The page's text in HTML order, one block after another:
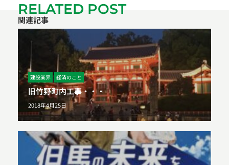
RELATED POST
関連記事
建設業界 経済のこと
旧竹野町内工事・・・
2018年4月25日